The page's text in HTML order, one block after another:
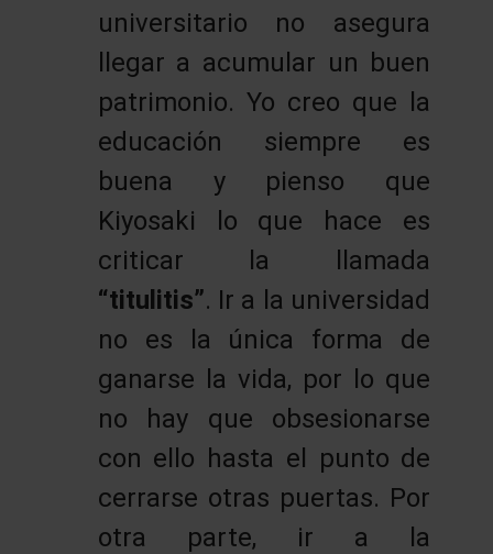
universitario no asegura
llegar a acumular un buen
patrimonio. Yo creo que la
educación siempre es
buena y pienso que
Kiyosaki lo que hace es
criticar la llamada
“titulitis”. Ir a la universidad
no es la única forma de
ganarse la vida, por lo que
no hay que obsesionarse
con ello hasta el punto de
cerrarse otras puertas. Por
otra parte, ir a la